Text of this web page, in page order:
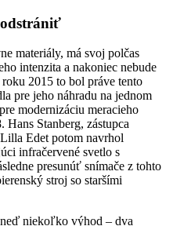
materiály, má svoj polčas
intenzita a nakoniec nebude
2015 to bol práve tento
pre jeho náhradu na jednom
modernizáciu meracieho
Hans Stanberg, zástupca
Edet potom navrhol
infračervené svetlo s
presunúť snímače z tohto
stroj so staršími
niekoľko výhod – dva